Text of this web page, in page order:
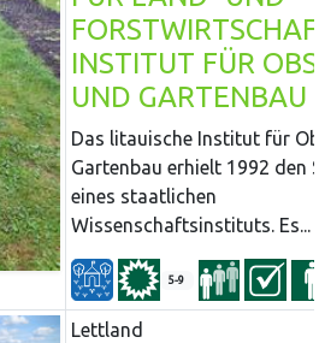
INSTITUT FÜR
UND GARTENBAU
Das litauische Institut für
Gartenbau erhielt 1992 den
eines staatlichen
Wissenschaftsinstituts. Es...
5-9
Lettland